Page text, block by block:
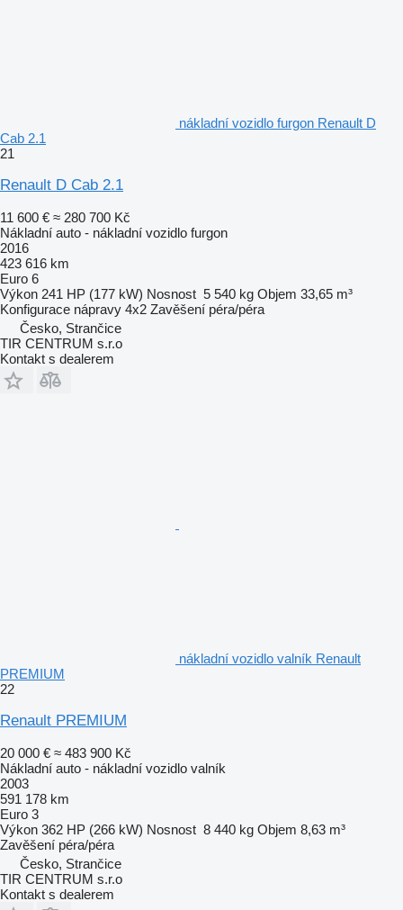
nákladní vozidlo furgon Renault D
Cab 2.1
21
Renault D Cab 2.1
11 600 € ≈ 280 700 Kč
Nákladní auto - nákladní vozidlo furgon
2016
423 616 km
Euro 6
Výkon 241 HP (177 kW) Nosnost 5 540 kg Objem 33,65 m³
Konfigurace nápravy 4x2 Zavěšení péra/péra
Česko, Strančice
TIR CENTRUM s.r.o
Kontakt s dealerem
nákladní vozidlo valník Renault
PREMIUM
22
Renault PREMIUM
20 000 € ≈ 483 900 Kč
Nákladní auto - nákladní vozidlo valník
2003
591 178 km
Euro 3
Výkon 362 HP (266 kW) Nosnost 8 440 kg Objem 8,63 m³
Zavěšení péra/péra
Česko, Strančice
TIR CENTRUM s.r.o
Kontakt s dealerem